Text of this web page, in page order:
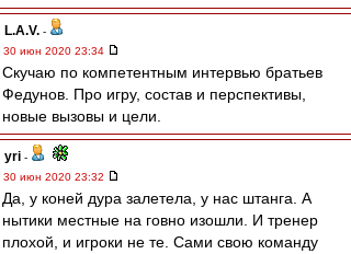
L.А.V. -
30 июн 2020 23:34
Скучаю по компетентным интервью братьев
Федунов. Про игру, состав и перспективы,
новые вызовы и цели.
yri -
30 июн 2020 23:32
Да, у коней дура залетела, у нас штанга. А
нытики местные на говно изошли. И тренер
плохой, и игроки не те. Сами свою команду